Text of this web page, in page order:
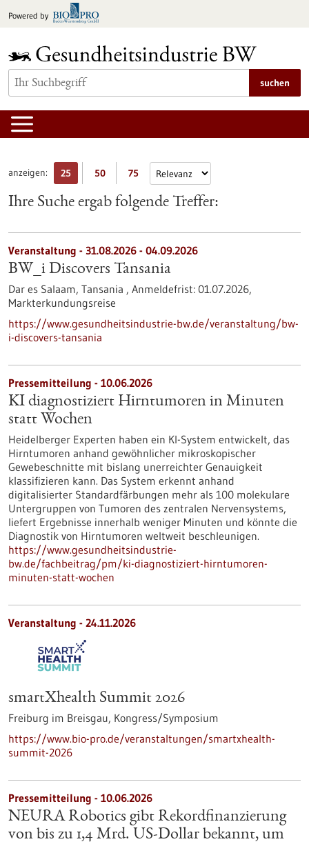
Inhalt
Powered by
suchen
anzeigen: 25 50 75
Ihre Suche ergab folgende Treffer:
Veranstaltung - 31.08.2026 - 04.09.2026
BW_i Discovers Tansania
Dar es Salaam, Tansania , Anmeldefrist: 01.07.2026,
Markterkundungsreise
https://www.gesundheitsindustrie-bw.de/veranstaltung/bw-
i-discovers-tansania
Pressemitteilung - 10.06.2026
KI diagnostiziert Hirntumoren in Minuten
statt Wochen
Heidelberger Experten haben ein KI-System entwickelt, das
Hirntumoren anhand gewöhnlicher mikroskopischer
Gewebeschnitte mit bislang unerreichter Genauigkeit
klassifizieren kann. Das System erkennt anhand
digitalisierter Standardfärbungen mehr als 100 molekulare
Untergruppen von Tumoren des zentralen Nervensystems,
liefert Ergebnisse innerhalb weniger Minuten und könnte die
Diagnostik von Hirntumoren weltweit beschleunigen.
https://www.gesundheitsindustrie-
bw.de/fachbeitrag/pm/ki-diagnostiziert-hirntumoren-
minuten-statt-wochen
Veranstaltung - 24.11.2026
smartXhealth Summit 2026
Freiburg im Breisgau, Kongress/Symposium
https://www.bio-pro.de/veranstaltungen/smartxhealth-
summit-2026
Pressemitteilung - 10.06.2026
NEURA Robotics gibt Rekordfinanzierung
von bis zu 1,4 Mrd. US-Dollar bekannt, um